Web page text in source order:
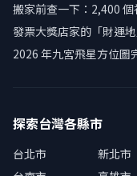
搬家前查一下：2,400
發票大獎店家的「財運
2026 年九宮飛星方位圖
探索台灣各縣市
台北市 新北市